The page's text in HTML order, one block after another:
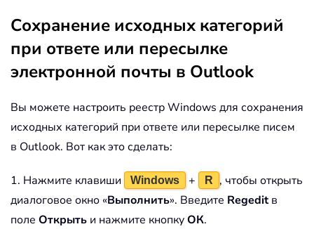
Сохранение исходных категорий
при ответе или пересылке
электронной почты в Outlook
Вы можете настроить реестр Windows для сохранения
исходных категорий при ответе или пересылке писем
в Outlook. Вот как это сделать:
1. Нажмите клавиши Windows + R
, чтобы открыть
диалоговое окно «Выполнить». Введите Regeditв
поле Открыть и нажмите кнопкуОК.